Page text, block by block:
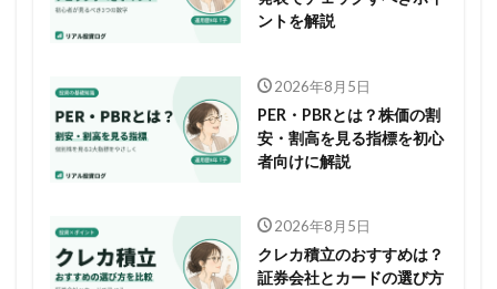
ントを解説
2026年8月5日
PER・PBRとは？株価の割
安・割高を見る指標を初心
者向けに解説
2026年8月5日
クレカ積立のおすすめは？
証券会社とカードの選び方